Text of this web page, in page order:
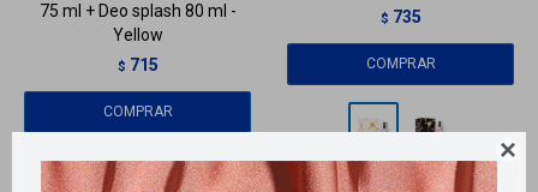

75 ml + Deo splash 80 ml -
Yellow
$ 715
$ 735